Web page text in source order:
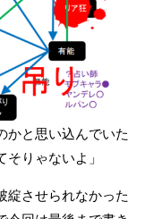
かと思い込んでいた
りゃないよ」
綻させられなかった